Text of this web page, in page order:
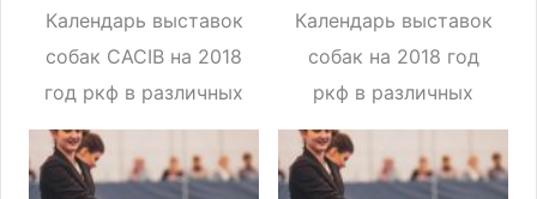
Календарь выставок
собак CACIB на 2018
год ркф в различных
городах России
Календарь выставок
собак на 2018 год
ркф в различных
городах России